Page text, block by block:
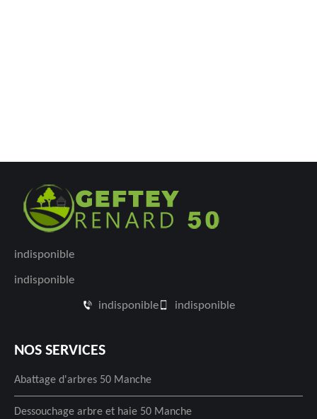
indisponible
indisponible
indisponible indisponible
NOS SERVICES
Abattage d'arbres 50 Manche
Dessouchage arbre et haie 50 Manche